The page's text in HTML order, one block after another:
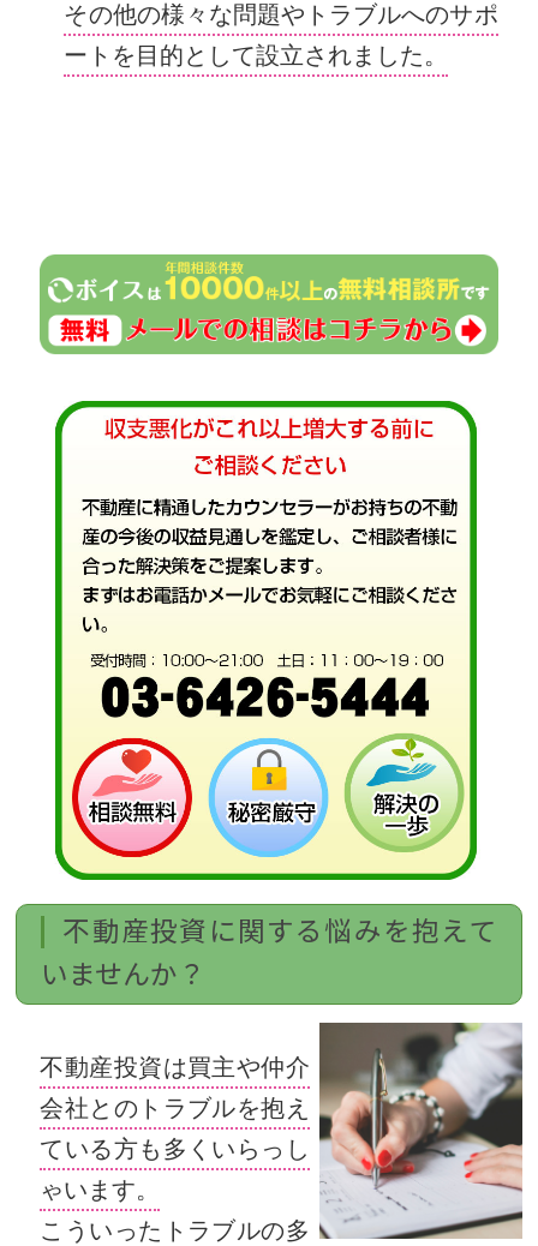
その他の様々な問題やトラブルへのサポ
ートを目的として設立されました。
不動産投資に関する悩みを抱えて
いませんか？
不動産投資は買主や仲介
会社とのトラブルを抱え
ている方も多くいらっし
ゃいます。
こういったトラブルの多